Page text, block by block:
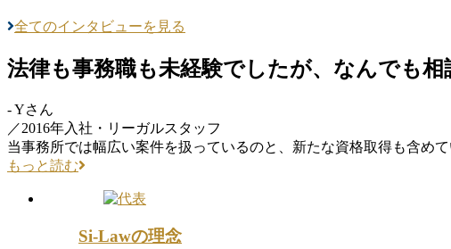
全てのインタビューを見る
法律も事務職も未経験でしたが、なんでも
- Yさん
／2016年入社・リーガルスタッフ
当事務所では幅広い案件を扱っているのと、新たな資格取得も含め
もっと読む
Si-Lawの理念